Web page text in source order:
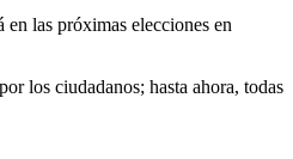
las próximas elecciones en
los ciudadanos; hasta ahora, todas